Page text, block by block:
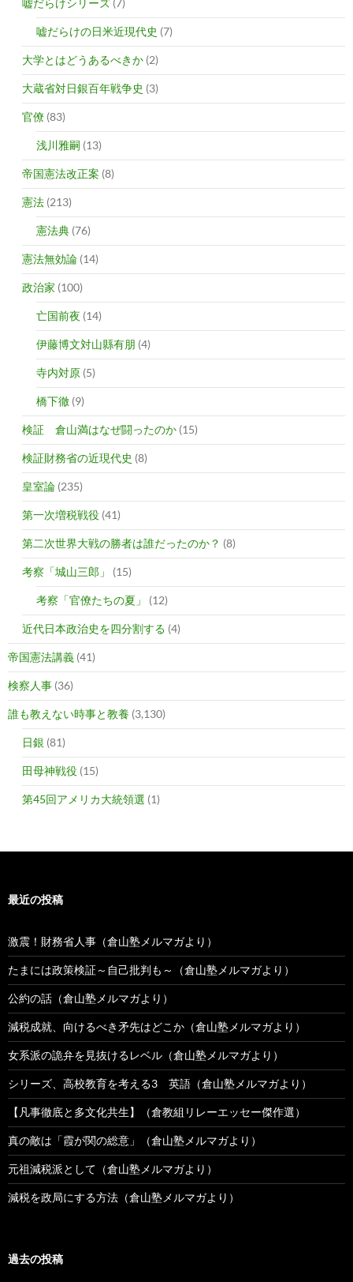
嘘だらけの日米近現代史 (7)
大学とはどうあるべきか (2)
大蔵省対日銀百年戦争史 (3)
官僚 (83)
浅川雅嗣 (13)
帝国憲法改正案 (8)
憲法 (213)
憲法典 (76)
憲法無効論 (14)
政治家 (100)
亡国前夜 (14)
伊藤博文対山縣有朋 (4)
寺内対原 (5)
橋下徹 (9)
検証 倉山満はなぜ闘ったのか (15)
検証財務省の近現代史 (8)
皇室論 (235)
第一次増税戦役 (41)
第二次世界大戦の勝者は誰だったのか？ (8)
考察「城山三郎」 (15)
考察「官僚たちの夏」 (12)
近代日本政治史を四分割する (4)
帝国憲法講義 (41)
検察人事 (36)
誰も教えない時事と教養 (3,130)
日銀 (81)
田母神戦役 (15)
第45回アメリカ大統領選 (1)
最近の投稿
激震！財務省人事（倉山塾メルマガより）
たまには政策検証～自己批判も～（倉山塾メルマガより）
公約の話（倉山塾メルマガより）
減税成就、向けるべき矛先はどこか（倉山塾メルマガより）
女系派の詭弁を見抜けるレベル（倉山塾メルマガより）
シリーズ、高校教育を考える3 英語（倉山塾メルマガより）
【凡事徹底と多文化共生】（倉教組リレーエッセー傑作選）
真の敵は「霞が関の総意」（倉山塾メルマガより）
元祖減税派として（倉山塾メルマガより）
減税を政局にする方法（倉山塾メルマガより）
過去の投稿